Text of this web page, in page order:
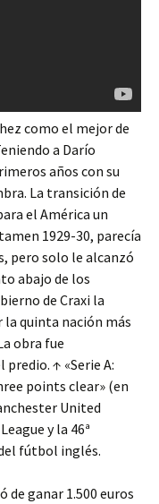
como el mejor de
a Darío
años con su
La transición de
el América un
1929-30, parecía
pero solo le alcanzó
abajo de los
de Craxi la
la quinta nación más
obra fue
↑ «Serie A:
points clear» (en
United
y la 46ª
fútbol inglés.
de ganar 1.500 euros